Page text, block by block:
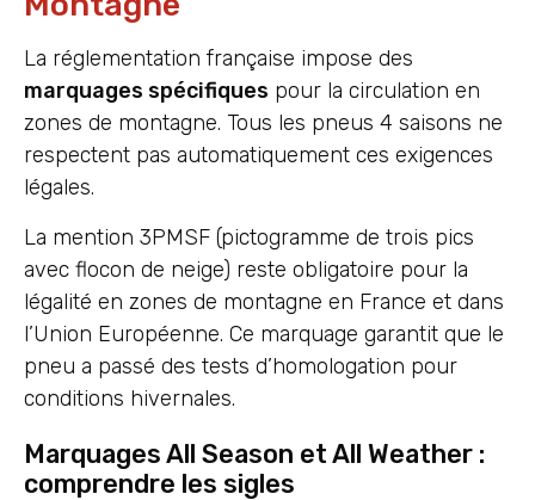
La réglementation française impose des
marquages spécifiques pour la circulation en
zones de montagne. Tous les pneus 4 saisons ne
respectent pas automatiquement ces exigences
légales.
La mention 3PMSF (pictogramme de trois pics
avec flocon de neige) reste obligatoire pour la
légalité en zones de montagne en France et dans
l’Union Européenne. Ce marquage garantit que le
pneu a passé des tests d’homologation pour
conditions hivernales.
Marquages All Season et All Weather :
comprendre les sigles